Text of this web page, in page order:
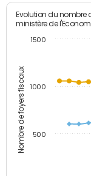
Nombre de foyers fiscaux
Evolution du nombre
ministère de
500
1000
1500